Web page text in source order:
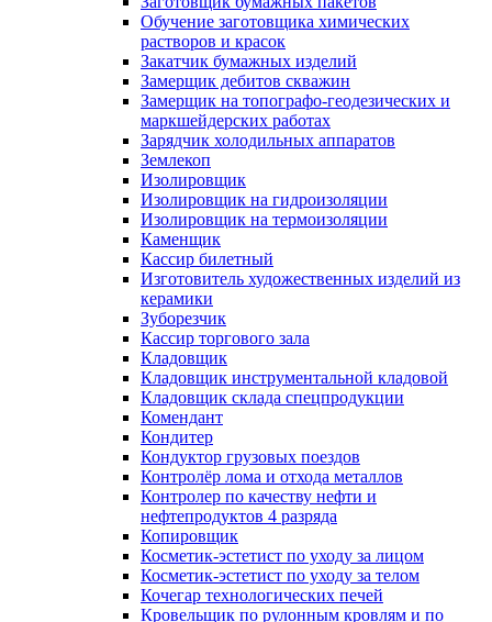
Обучение заготовщика химических
растворов и красок
Закатчик бумажных изделий
Замерщик дебитов скважин
Замерщик на топографо-геодезических и
маркшейдерских работах
Зарядчик холодильных аппаратов
Землекоп
Изолировщик
Изолировщик на гидроизоляции
Изолировщик на термоизоляции
Каменщик
Кассир билетный
Изготовитель художественных изделий из
керамики
Зуборезчик
Кассир торгового зала
Кладовщик
Кладовщик инструментальной кладовой
Кладовщик склада спецпродукции
Комендант
Кондитер
Кондуктор грузовых поездов
Контролёр лома и отхода металлов
Контролер по качеству нефти и
нефтепродуктов 4 разряда
Копировщик
Косметик-эстетист по уходу за лицом
Косметик-эстетист по уходу за телом
Кочегар технологических печей
Кровельщик по рулонным кровлям и по